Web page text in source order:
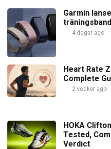
Garmin
4 dagar ago
Heart Rate
Complete
2 veckor ago
HOKA
Tested,
Verdict